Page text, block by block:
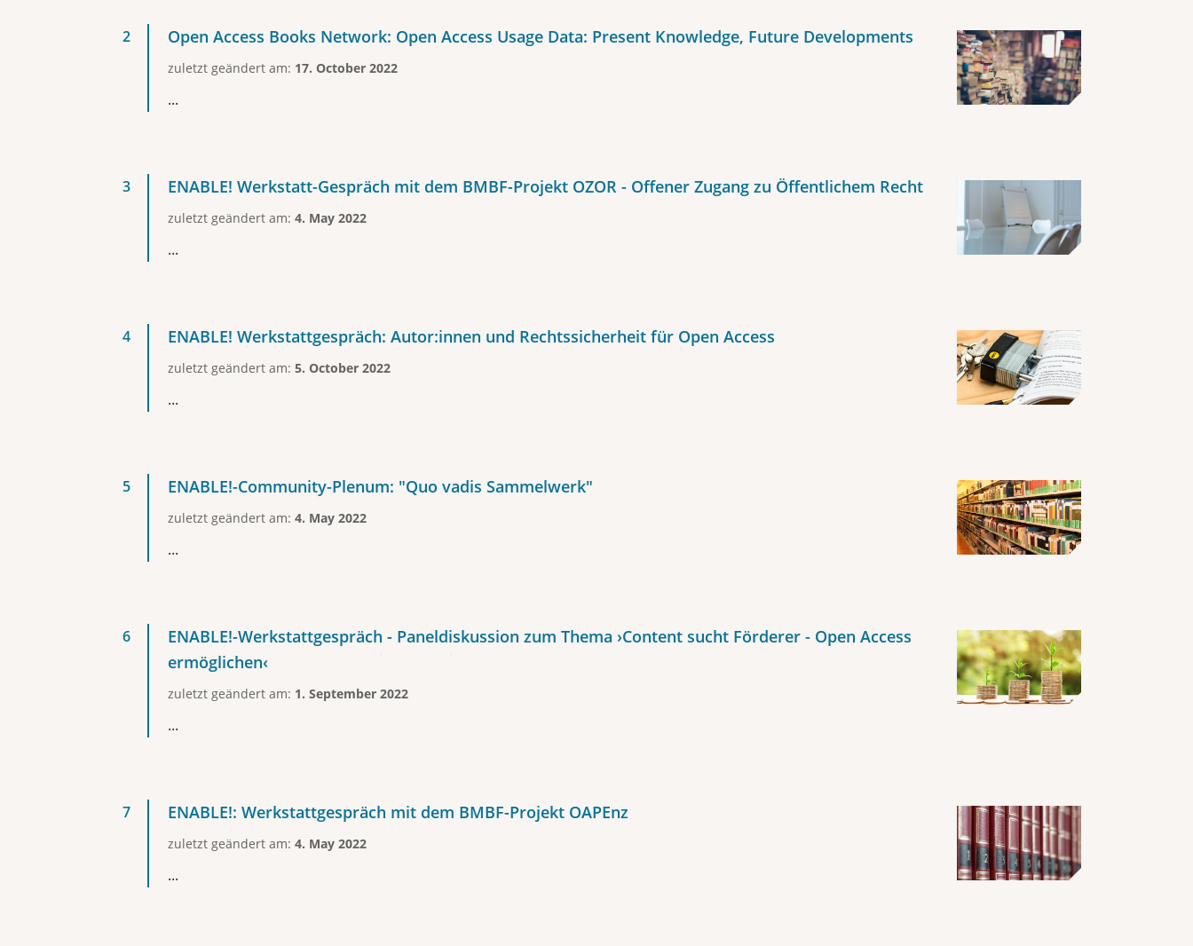
Open Access Books Network: Open Access Usage Data: Present Knowledge, Future Developments
zuletzt geändert am: 17. October 2022
...
ENABLE! Werkstatt-Gespräch mit dem BMBF-Projekt OZOR - Offener Zugang zu Öffentlichem Recht
zuletzt geändert am: 4. May 2022
...
ENABLE! Werkstattgespräch: Autor:innen und Rechtssicherheit für Open Access
zuletzt geändert am: 5. October 2022
...
ENABLE!-Community-Plenum: "Quo vadis Sammelwerk"
zuletzt geändert am: 4. May 2022
...
ENABLE!-Werkstattgespräch - Paneldiskussion zum Thema ›Content sucht Förderer - Open Access
ermöglichen‹
zuletzt geändert am: 1. September 2022
...
ENABLE!: Werkstattgespräch mit dem BMBF-Projekt OAPEnz
zuletzt geändert am: 4. May 2022
...